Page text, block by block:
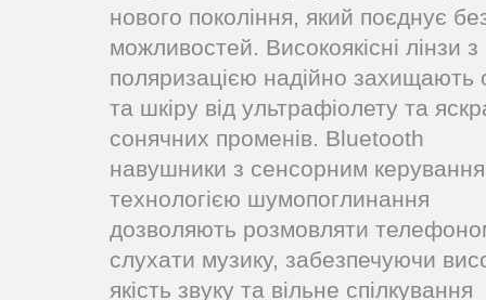
нового покоління, який поєднує
можливостей. Високоякісні лінзи з
поляризацією надійно захищають
та шкіру від ультрафіолету та
сонячних променів. Bluetooth
навушники з сенсорним
технологією шумопоглинання
дозволяють розмовляти
слухати музику, забезпечуючи
якість звуку та вільне спілкування